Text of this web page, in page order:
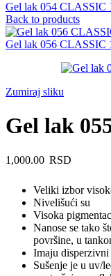
Gel lak 054 CLASSIC
Back to products
Gel lak 056 CLASSIC
Zumiraj sliku
Gel lak
1,000.00 RSD
Veliki izbor
Nivelišući su
Visoka
Nanose se tako
površine, u
Imaju
Sušenje je u uv/